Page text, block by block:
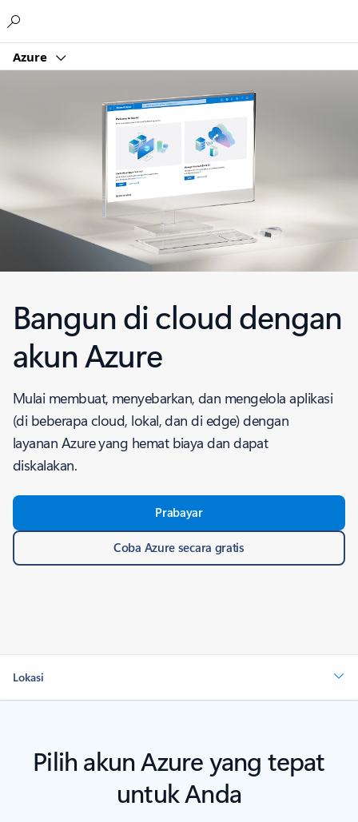
Azure
Bangun di cloud dengan
akun Azure
Mulai membuat, menyebarkan, dan mengelola aplikasi
(di beberapa cloud, lokal, dan di edge) dengan
layanan Azure yang hemat biaya dan dapat
diskalakan.
Prabayar
Coba Azure secara gratis
Lokasi
Pilih akun Azure yang tepat
untuk Anda